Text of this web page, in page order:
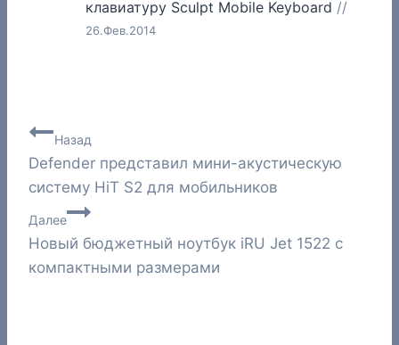
клавиатуру Sculpt Mobile Keyboard //
26.Фев.2014
Навигация
по
записям
Назад
Defender представил мини-акустическую
систему HiT S2 для мобильников
Далее
Новый бюджетный ноутбук iRU Jet 1522 с
компактными размерами